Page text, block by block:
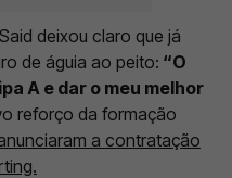
deixou claro que já
de águia ao peito: “O
A e dar o meu melhor
reforço da formação
a contratação